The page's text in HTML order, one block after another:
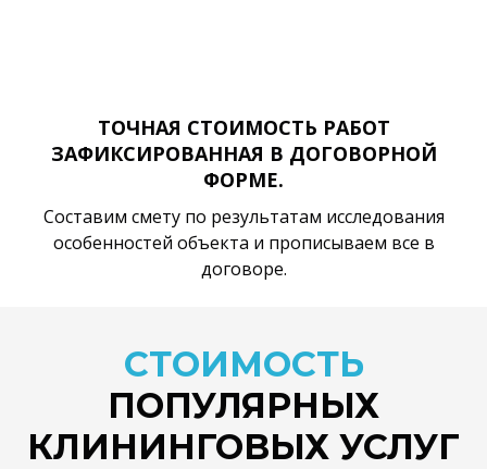
ТОЧНАЯ СТОИМОСТЬ РАБОТ
ЗАФИКСИРОВАННАЯ В ДОГОВОРНОЙ
ФОРМЕ.
Составим смету по результатам исследования
особенностей объекта и прописываем все в
договоре.
СТОИМОСТЬ
ПОПУЛЯРНЫХ
КЛИНИНГОВЫХ УСЛУГ